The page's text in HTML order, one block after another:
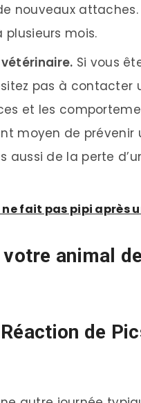
nouveaux
plusieurs mois.
Si vous
pas à contacter
et les
moyen de
aussi de la perte
ne fait pas pipi après
animal
de